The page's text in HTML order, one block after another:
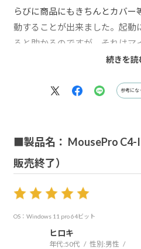
らびに商品にもきちんとカバー
動することが出来ました。起動
ると助かるのですが、それはマ
だろうからパソコンそのものの
も、よろしくお願いします。
続きを読
参考にな
■製品名： MousePro C4-
販売終了）
OS：Windows 11 pro 64ビット
ヒロキ
年代:50代 性別:男性